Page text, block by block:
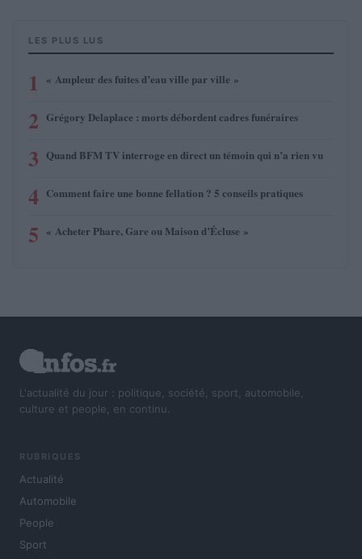
LES PLUS LUS
1 « Ampleur des fuites d’eau ville par ville »
2 Grégory Delaplace : morts débordent cadres funéraires
3 Quand BFM TV interroge en direct un témoin qui n’a rien vu
4 Comment faire une bonne fellation ? 5 conseils pratiques
5 « Acheter Phare, Gare ou Maison d’Écluse »
L'actualité du jour : politique, société, sport, automobile,
culture et people, en continu.
RUBRIQUES
Actualité
Automobile
People
Sport